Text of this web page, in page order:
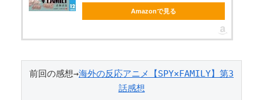
Amazonで見る
前回の感想→海外の反応アニメ【SPY×FAMILY】第3
話感想